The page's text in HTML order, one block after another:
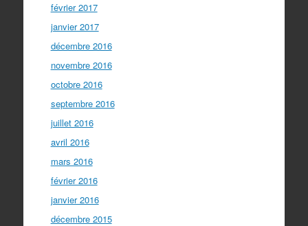
février 2017
janvier 2017
décembre 2016
novembre 2016
octobre 2016
septembre 2016
juillet 2016
avril 2016
mars 2016
février 2016
janvier 2016
décembre 2015